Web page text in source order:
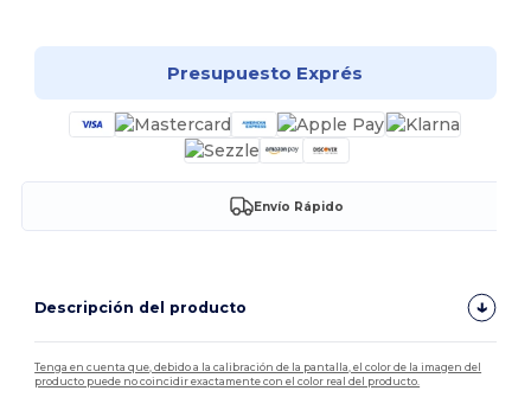
Presupuesto Exprés
Envío Rápido
Descripción del producto
Tenga en cuenta que, debido a la calibración de la pantalla, el color de la imagen del
producto puede no coincidir exactamente con el color real del producto.